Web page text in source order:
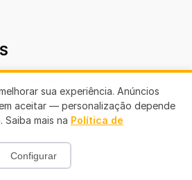
1
sua experiência. Anúncios
aceitar — personalização depende
mais na Política de
Configurar